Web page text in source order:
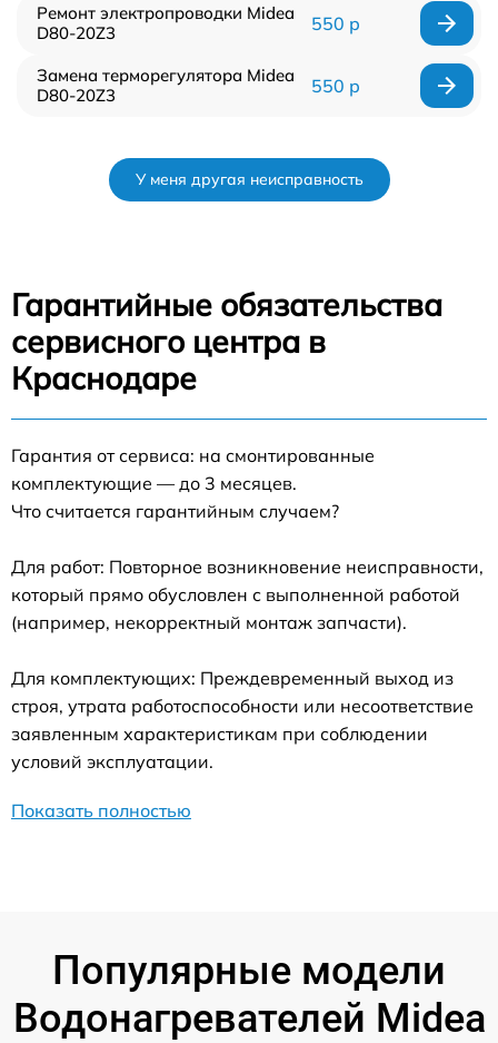
Ремонт электропроводки Midea
D80-20Z3
550 р
Замена терморегулятора Midea
D80-20Z3
550 р
У меня другая неисправность
Гарантийные обязательства
сервисного центра в
Краснодаре
Гарантия от сервиса: на смонтированные
комплектующие — до 3 месяцев.
Что считается гарантийным случаем?
Для работ: Повторное возникновение неисправности,
который прямо обусловлен с выполненной работой
(например, некорректный монтаж запчасти).
Для комплектующих: Преждевременный выход из
строя, утрата работоспособности или несоответствие
заявленным характеристикам при соблюдении
условий эксплуатации.
Показать полностью
Популярные модели
Водонагревателей Midea